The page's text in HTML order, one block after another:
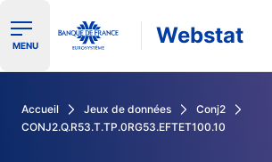
Ouvrir le menu de navigation
MENU Webstat
Accueil Jeux de données
Conj2
CONJ2.Q.R53.T.TP.0RG53.EFTET100.10